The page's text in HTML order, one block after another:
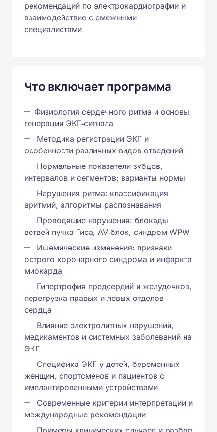
рекомендаций по электрокардиографии и
взаимодействие с смежными
специалистами
Что включает программа
Физиология сердечного ритма и основы
генерации ЭКГ‑сигнала
Методика регистрации ЭКГ и
особенности различных видов отведений
Нормальные показатели зубцов,
интервалов и сегментов; варианты нормы
Нарушения ритма: классификация
аритмий, алгоритмы распознавания
Проводящие нарушения: блокады
ветвей пучка Гиса, AV‑блок, синдром WPW
Ишемические изменения: признаки
острого коронарного синдрома и инфаркта
миокарда
Гипертрофия предсердий и желудочков,
перегрузка правых и левых отделов
сердца
Влияние электролитных нарушений,
медикаментов и системных заболеваний на
ЭКГ
Специфика ЭКГ у детей, беременных
женщин, спортсменов и пациентов с
имплантированными устройствами
Современные критерии интерпретации и
международные рекомендации
Примеры клинических случаев и разбор